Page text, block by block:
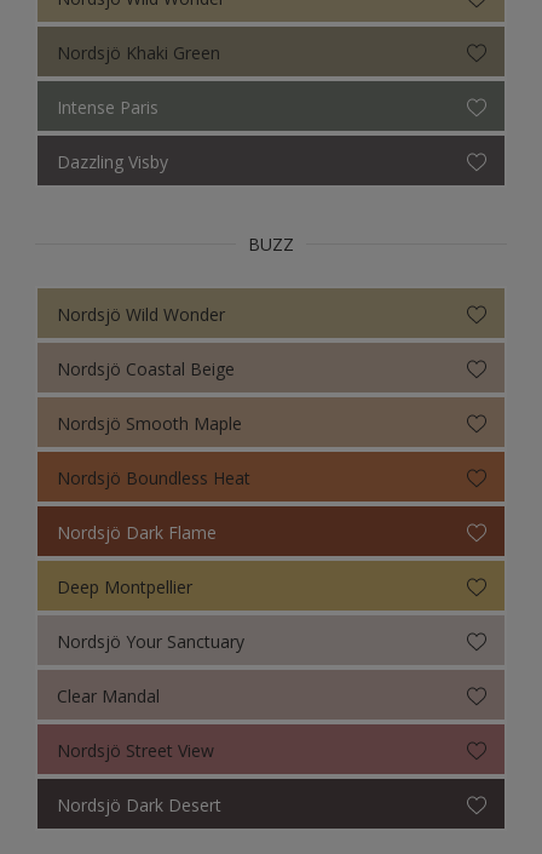
Nordsjö Khaki Green
Intense Paris
Dazzling Visby
BUZZ
Nordsjö Wild Wonder
Nordsjö Coastal Beige
Nordsjö Smooth Maple
Nordsjö Boundless Heat
Nordsjö Dark Flame
Deep Montpellier
Nordsjö Your Sanctuary
Clear Mandal
Nordsjö Street View
Nordsjö Dark Desert